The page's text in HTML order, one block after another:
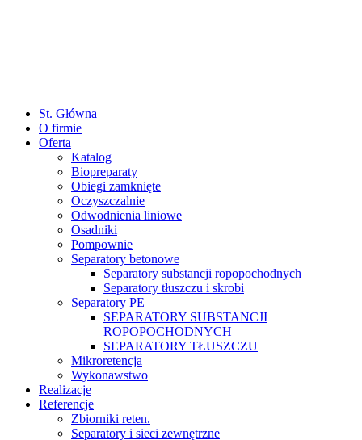
St. Główna
O firmie
Oferta
Katalog
Biopreparaty
Obiegi zamknięte
Oczyszczalnie
Odwodnienia liniowe
Osadniki
Pompownie
Separatory betonowe
Separatory substancji ropopochodnych
Separatory tłuszczu i skrobi
Separatory PE
SEPARATORY SUBSTANCJI
ROPOPOCHODNYCH
SEPARATORY TŁUSZCZU
Mikroretencja
Wykonawstwo
Realizacje
Referencje
Zbiorniki reten.
Separatory i sieci zewnętrzne